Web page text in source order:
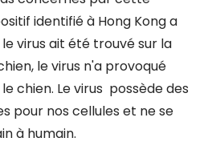
identifié à Hong Kong a
virus ait été trouvé sur la
le virus n'a provoqué
chien. Le virus possède des
pour nos cellules et ne se
à humain.